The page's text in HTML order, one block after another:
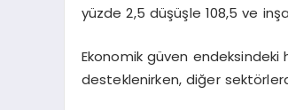
yüzde 2,5 düşüşle 108,5 ve
Ekonomik güven
desteklenirken, diğer